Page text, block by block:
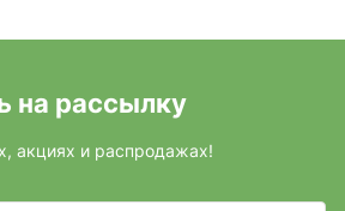
на рассылку
акциях и распродажах!